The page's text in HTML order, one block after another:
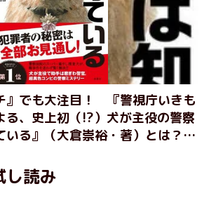
』でも大注目！ 『警視庁いきも
る、史上初（!?）犬が主役の警察
いる』（大倉崇裕・著）とは？
し読み